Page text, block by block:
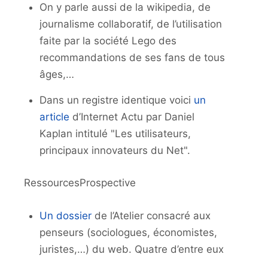
On y parle aussi de la wikipedia, de
journalisme collaboratif, de l’utilisation
faite par la société Lego des
recommandations de ses fans de tous
âges,…
Dans un registre identique voici un
article d’Internet Actu par Daniel
Kaplan intitulé "Les utilisateurs,
principaux innovateurs du Net".
RessourcesProspective
Un dossierde l’Atelier consacré aux
penseurs (sociologues, économistes,
juristes,…) du web. Quatre d’entre eux